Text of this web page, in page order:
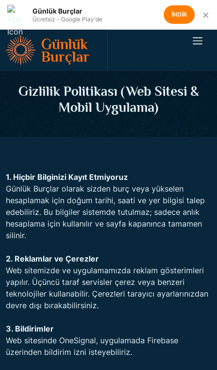
Günlük Burçlar
Ücretsiz - Google Play'de
İNDİR ×
Günlük
Burçlar
Gizlilik Politikası (Web Sitesi &
Mobil Uygulama)
1. Hiçbir Bilginizi Kayıt Etmiyoruz
Günlük Burçlar olarak sizden burç veya yükselen
hesaplamak için doğum tarihi, saati ve yer bilgisi talep
edebiliriz. Bu bilgiler sistemde tutulmaz; sadece anlık
hesaplama için kullanılır ve sayfa kapanınca tamamen
silinir.
2. Reklamlar ve Çerezler
Web sitemizde ve uygulamamızda reklam gösterimleri
yapılır. Üçüncü taraf servisler çerez veya benzeri
teknolojiler kullanabilir. Çerezleri tarayıcı ayarlarınızdan
devre dışı bırakabilirsiniz.
3. Bildirimler
Web sitesinde OneSignal, uygulamada Firebase
üzerinden bildirim izni isteyebiliriz.